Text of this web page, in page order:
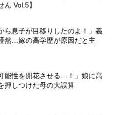
ん Vol.5】
ら息子が目移りしたのよ！」義
然…嫁の高学歴が原因だと主
能性を開花させる…！」娘に高
押しつけた母の大誤算